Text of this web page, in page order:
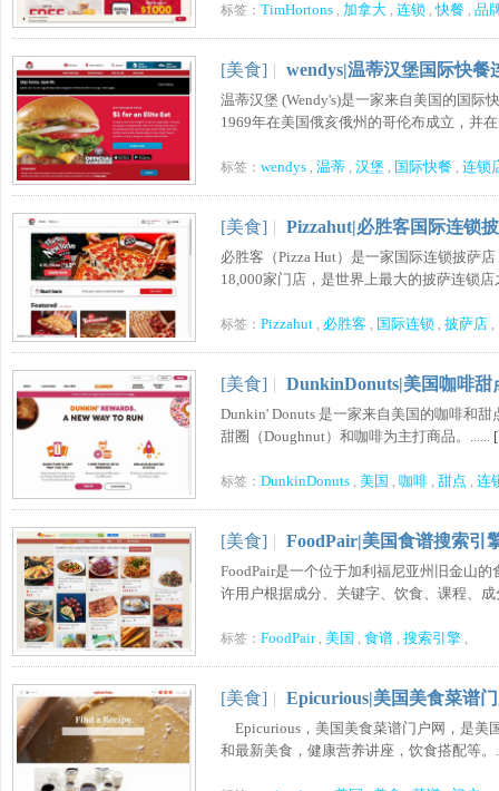
标签： TimHortons , 加拿大 , 连锁 ,快餐 , 品
[美食] | wendys|温蒂汉堡国际快餐
温蒂汉堡 (Wendy's)是一家来自美国的国际
1969年在美国俄亥俄州的哥伦布成立，并
标签： wendys , 温蒂 , 汉堡 , 国际快餐 , 连锁
[美食] | Pizzahut|必胜客国际连锁
必胜客（Pizza Hut）是一家国际连锁披萨
18,000家门店，是世界上最大的披萨连锁店
标签： Pizzahut , 必胜客 , 国际连锁 , 披萨店 ,
[美食] | DunkinDonuts|美国咖啡甜
Dunkin' Donuts 是一家来自美国的咖啡和
甜圈（Doughnut）和咖啡为主打商品。......
标签： DunkinDonuts , 美国 , 咖啡 , 甜点 , 连
[美食] | FoodPair|美国食谱搜索引
FoodPair是一个位于加利福尼亚州旧金山
许用户根据成分、关键字、饮食、课程、
标签： FoodPair, 美国 , 食谱 , 搜索引擎 ,
[美食] | Epicurious|美国美食菜谱
Epicurious，美国美食菜谱门户网，是美
和最新美食，健康营养讲座，饮食搭配等。